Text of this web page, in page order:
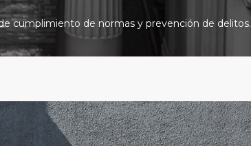
cumplimiento de normas y prevención de delitos.